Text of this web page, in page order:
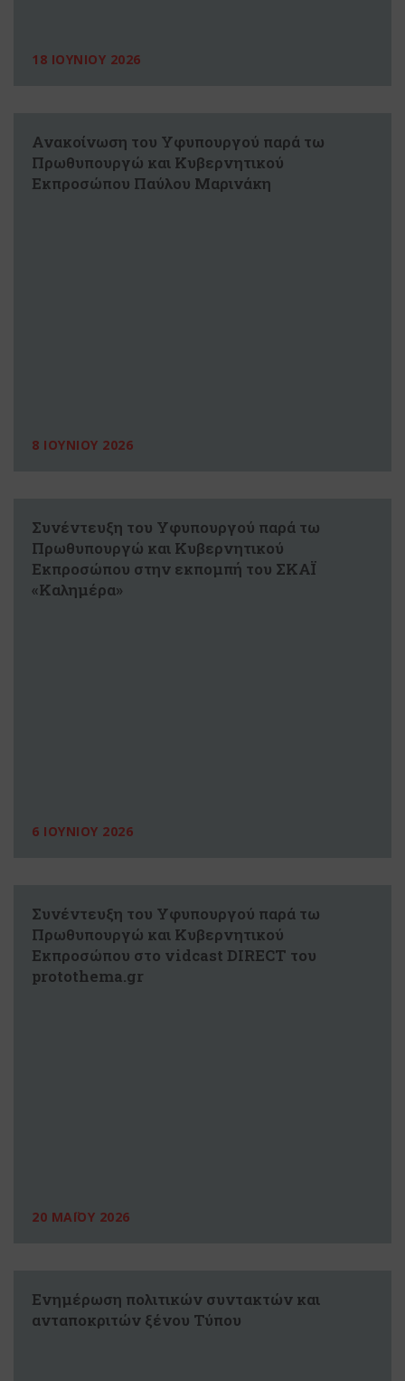
18 ΙΟΥΝΙΟΥ 2026
Ανακοίνωση του Υφυπουργού παρά τω
Πρωθυπουργώ και Κυβερνητικού
Εκπροσώπου Παύλου Μαρινάκη
8 ΙΟΥΝΙΟΥ 2026
Συνέντευξη του Υφυπουργού παρά τω
Πρωθυπουργώ και Κυβερνητικού
Εκπροσώπου στην εκπομπή του ΣΚΑΪ
«Καλημέρα»
6 ΙΟΥΝΙΟΥ 2026
Συνέντευξη του Υφυπουργού παρά τω
Πρωθυπουργώ και Κυβερνητικού
Εκπροσώπου στο vidcast DIRECT του
protothema.gr
20 ΜΑΪΟΥ 2026
Ενημέρωση πολιτικών συντακτών και
ανταποκριτών ξένου Τύπου